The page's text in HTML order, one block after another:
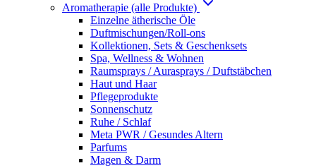
Aromatherapie (alle Produkte)
Einzelne ätherische Öle
Duftmischungen/Roll-ons
Kollektionen, Sets & Geschenksets
Spa, Wellness & Wohnen
Raumsprays / Aurasprays / Duftstäbchen
Haut und Haar
Pflegeprodukte
Sonnenschutz
Ruhe / Schlaf
Meta PWR / Gesundes Altern
Parfums
Magen & Darm